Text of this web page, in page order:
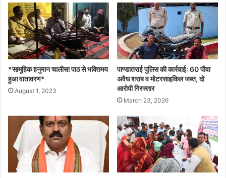
*सामूहिक हनुमान चालीसा पाठ से भक्तिमय
हुआ वातावरण*
August 1, 2023
पाण्डातराई पुलिस की कार्रवाई: 60 पौवा
अवैध शराब व मोटरसाइकिल जब्त, दो
आरोपी गिरफ्तार
March 23, 2026